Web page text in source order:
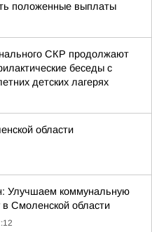
положенные выплаты
СКР продолжают
беседы с
детских лагерях
области
Улучшаем коммунальную
в Смоленской области